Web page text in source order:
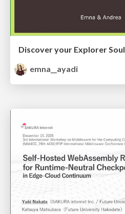
Discover your Explorer Soul
emna__ayadi